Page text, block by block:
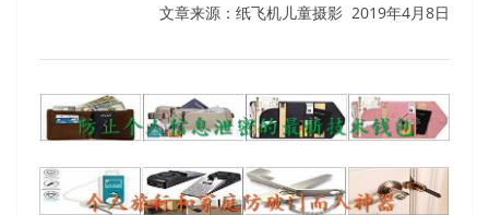
文章来源：纸飞机儿童摄影 2019年4月8日